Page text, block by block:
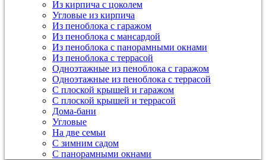
Из кирпича с цоколем
Угловые из кирпича
Из пеноблока с гаражом
Из пеноблока с мансардой
Из пеноблока с панорамными окнами
Из пеноблока с террасой
Одноэтажные из пеноблока с гаражом
Одноэтажные из пеноблока с террасой
С плоской крышей и гаражом
С плоской крышей и террасой
Дома-бани
Угловые
На две семьи
С зимним садом
С панорамными окнами